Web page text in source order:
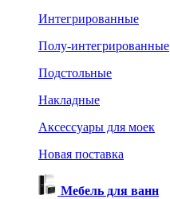
Интегрированные
Полу-интегрированные
Подстольные
Накладные
Аксессуары для моек
Новая поставка
Мебель для ванн